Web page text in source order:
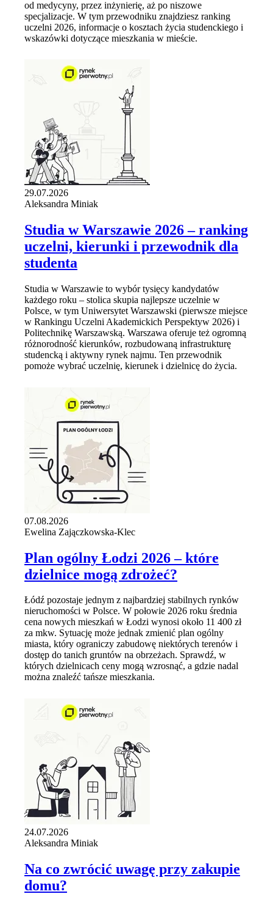
od medycyny, przez inżynierię, aż po niszowe
specjalizacje. W tym przewodniku znajdziesz ranking
uczelni 2026, informacje o kosztach życia studenckiego i
wskazówki dotyczące mieszkania w mieście.
29.07.2026
Aleksandra Miniak
Studia w Warszawie 2026 – ranking
uczelni, kierunki i przewodnik dla
studenta
Studia w Warszawie to wybór tysięcy kandydatów
każdego roku – stolica skupia najlepsze uczelnie w
Polsce, w tym Uniwersytet Warszawski (pierwsze miejsce
w Rankingu Uczelni Akademickich Perspektyw 2026) i
Politechnikę Warszawską. Warszawa oferuje też ogromną
różnorodność kierunków, rozbudowaną infrastrukturę
studencką i aktywny rynek najmu. Ten przewodnik
pomoże wybrać uczelnię, kierunek i dzielnicę do życia.
07.08.2026
Ewelina Zajączkowska-Klec
Plan ogólny Łodzi 2026 – które
dzielnice mogą zdrożeć?
Łódź pozostaje jednym z najbardziej stabilnych rynków
nieruchomości w Polsce. W połowie 2026 roku średnia
cena nowych mieszkań w Łodzi wynosi około 11 400 zł
za mkw. Sytuację może jednak zmienić plan ogólny
miasta, który ograniczy zabudowę niektórych terenów i
dostęp do tanich gruntów na obrzeżach. Sprawdź, w
których dzielnicach ceny mogą wzrosnąć, a gdzie nadal
można znaleźć tańsze mieszkania.
24.07.2026
Aleksandra Miniak
Na co zwrócić uwagę przy zakupie
domu?